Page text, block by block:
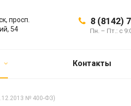
8 (8142)
Пн. – Пт.: с
просп.
54
Контакты
№ 400-ФЗ)